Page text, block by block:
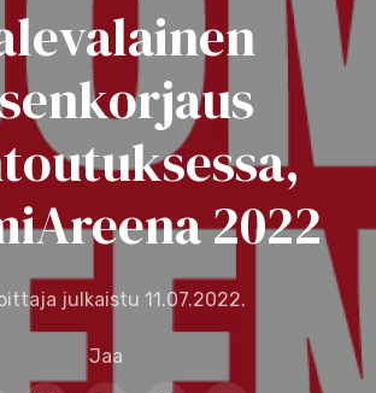
2022
julkaistu 11.07.2022.
Jaa